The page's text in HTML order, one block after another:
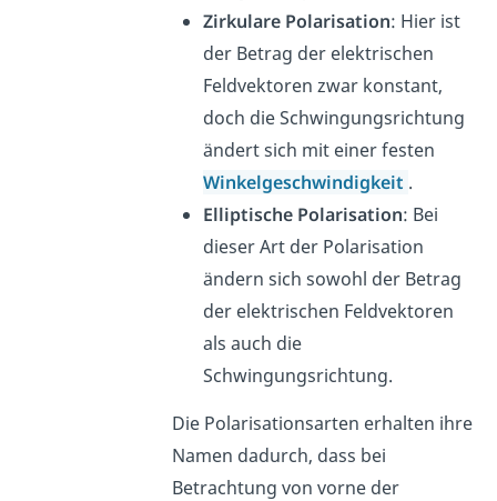
Zirkulare Polarisation: Hier ist
der Betrag der elektrischen
Feldvektoren zwar konstant,
doch die Schwingungsrichtung
ändert sich mit einer festen
Winkelgeschwindigkeit .
Elliptische Polarisation: Bei
dieser Art der Polarisation
ändern sich sowohl der Betrag
der elektrischen Feldvektoren
als auch die
Schwingungsrichtung.
Die Polarisationsarten erhalten ihre
Namen dadurch, dass bei
Betrachtung von vorne der